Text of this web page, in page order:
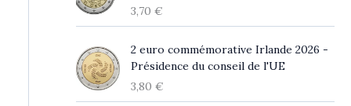
3,70 €
2 euro commémorative Irlande 2026 -
Présidence du conseil de l'UE
3,80 €